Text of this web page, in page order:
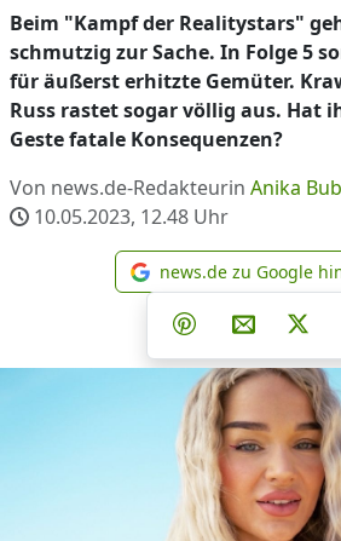
Beim "Kampf der Realitystars"
schmutzig zur Sache. In Folge 5
für äußerst erhitzte Gemüter.
Russ rastet sogar völlig aus. Hat
Geste fatale Konsequenzen?
Von news.de-Redakteurin Anika
10.05.2023, 12.48 Uhr
news.de zu Google
Teilen aufTeilen
Teilen auf
Per E-